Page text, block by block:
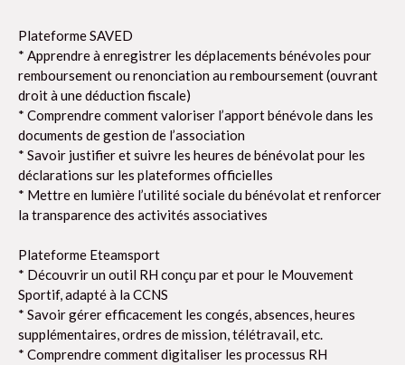
Plateforme SAVED
* Apprendre à enregistrer les déplacements bénévoles pour
remboursement ou renonciation au remboursement (ouvrant
droit à une déduction fiscale)
* Comprendre comment valoriser l’apport bénévole dans les
documents de gestion de l’association
* Savoir justifier et suivre les heures de bénévolat pour les
déclarations sur les plateformes officielles
* Mettre en lumière l’utilité sociale du bénévolat et renforcer
la transparence des activités associatives
Plateforme Eteamsport
* Découvrir un outil RH conçu par et pour le Mouvement
Sportif, adapté à la CCNS
* Savoir gérer efficacement les congés, absences, heures
supplémentaires, ordres de mission, télétravail, etc.
* Comprendre comment digitaliser les processus RH